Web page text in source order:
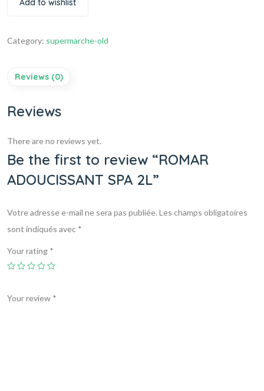
Add to wishlist
Category: supermarche-old
Reviews (0)
Reviews
There are no reviews yet.
Be the first to review “ROMAR
ADOUCISSANT SPA 2L”
Votre adresse e-mail ne sera pas publiée.Les champs obligatoires
sont indiqués avec *
Your rating *
Your review *